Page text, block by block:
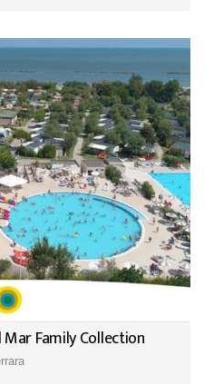
Mar Family Collection